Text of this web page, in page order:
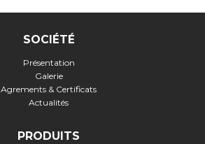
SOCIÉTÉ
Présentation
Galerie
Agrements & Certificats
Actualités
PRODUITS